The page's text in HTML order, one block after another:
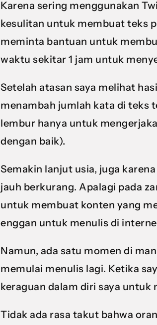
Karena sering menggunakan
kesulitan untuk membuat teks
meminta bantuan untuk
waktu sekitar 1 jam untuk
Setelah atasan saya melihat
menambah jumlah kata di teks
lembur hanya untuk
dengan baik).
Semakin lanjut usia, juga
jauh berkurang. Apalagi pada
untuk membuat konten yang
enggan untuk menulis di
Namun, ada satu momen di
memulai menulis lagi. Ketika
keraguan dalam diri saya untuk
Tidak ada rasa takut bahwa